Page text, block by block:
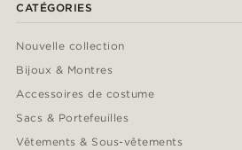
CATÉGORIES
Nouvelle collection
Bijoux & Montres
Accessoires de costume
Sacs & Portefeuilles
Vêtements & Sous-vêtements